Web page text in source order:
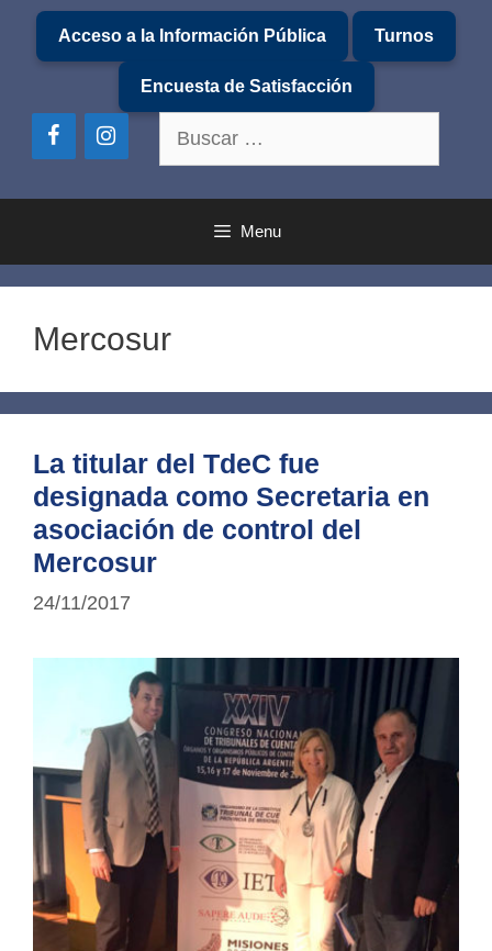
Saltar
contenido
Acceso a la Información Pública Turnos
Encuesta de Satisfacción
Menu
Mercosur
La titular del TdeC fue
designada como Secretaria en
asociación de control del
Mercosur
24/11/2017